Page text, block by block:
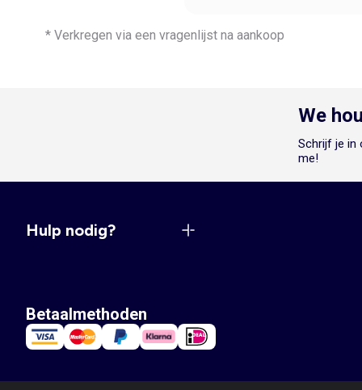
* Verkregen via een vragenlijst na aankoop
We
Schrijf je in
me!
Hulp nodig?
Betaalmethoden